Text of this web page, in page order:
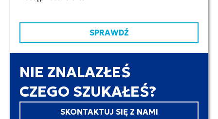
SPRAWDŹ
NIE ZNALAZŁEŚ
CZEGO SZUKAŁEŚ?
SKONTAKTUJ SIĘ Z NAMI